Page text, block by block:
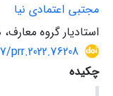
مجتبی اعتمادی نیا
استادیار گروه معارف،
prr.2022.76208
چکیده